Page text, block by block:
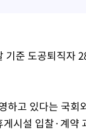
준 도공퇴직자
고 있다는 국회
시설 입찰·계약